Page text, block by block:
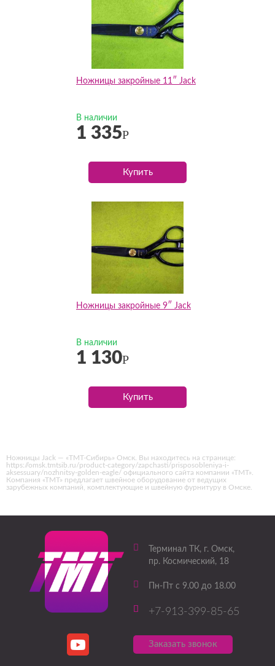
Ножницы закройные 11″ Jack
В наличии
1 335Р
Купить
Ножницы закройные 9″ Jack
В наличии
1 130Р
Купить
Ножницы Jack — «ТМТ-Сибирь» Омск. Вы находитесь на странице:
https://omsk.tmtsib.ru/product-category/zapchasti/prisposobleniya-i-
aksessuary/nozhnitsy-golden-eagle/ официального сайта компании «ТМТ».
Компания «ТМТ» предлагает швейное оборудование от ведущих
зарубежных компаний, комплектующие и швейную фурнитуру в Омске.
Терминал ТК, г. Омск,
пр. Космический, 18
Пн-Пт с 9.00 до 18.00
+7-913-399-85-65
Заказать звонок